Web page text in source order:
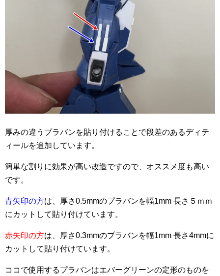
厚みの違うプラバンを貼り付けることで段差のあるディテ
ィールを追加しています。
簡単な割りに効果が高い改造ですので、オススメ度も高い
です。
青矢印の方は、厚さ0.5mmのプラバンを幅1mm 長さ５ｍｍ
にカットして貼り付けています。
赤矢印の方は、厚さ0.3mmのプラバンを幅1mm 長さ4mmに
カットして貼り付けています。
ココで使用するプラバンはエバーグリーンの定形のものを